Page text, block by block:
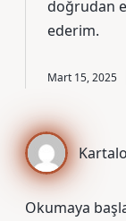
doğrudan
ederim.
Mart 15, 2025
Okumaya